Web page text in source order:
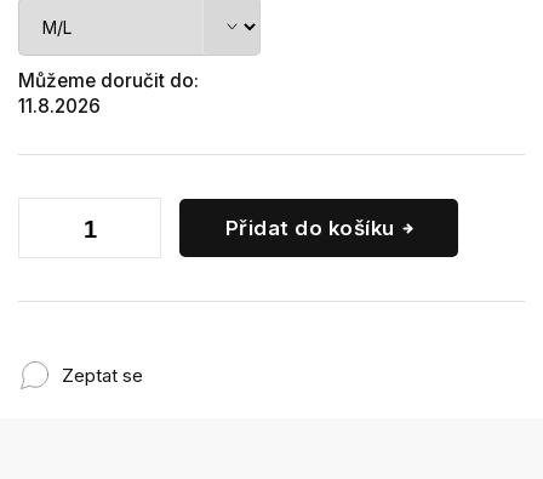
Můžeme doručit do:
11.8.2026
Přidat do košíku
Zeptat se